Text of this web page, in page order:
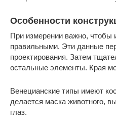
Особенности
При измерении важно, чтобы
правильными. Эти данные
проектирования. Затем
остальные элементы. Края
Венецианские типы имеют
делается маска животного,
глаз.